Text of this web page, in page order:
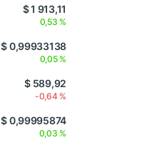
$ 1 913,11
0,53 %
$ 0,99933138
0,05 %
$ 589,92
-0,64 %
$ 0,99995874
0,03 %